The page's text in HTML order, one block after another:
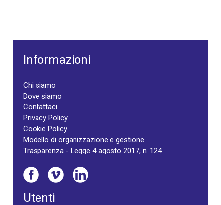
Informazioni
Chi siamo
Dove siamo
Contattaci
Privacy Policy
Cookie Policy
Modello di organizzazione e gestione
Trasparenza - Legge 4 agosto 2017, n. 124
Utenti